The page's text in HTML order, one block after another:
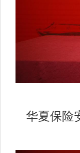
华夏保险